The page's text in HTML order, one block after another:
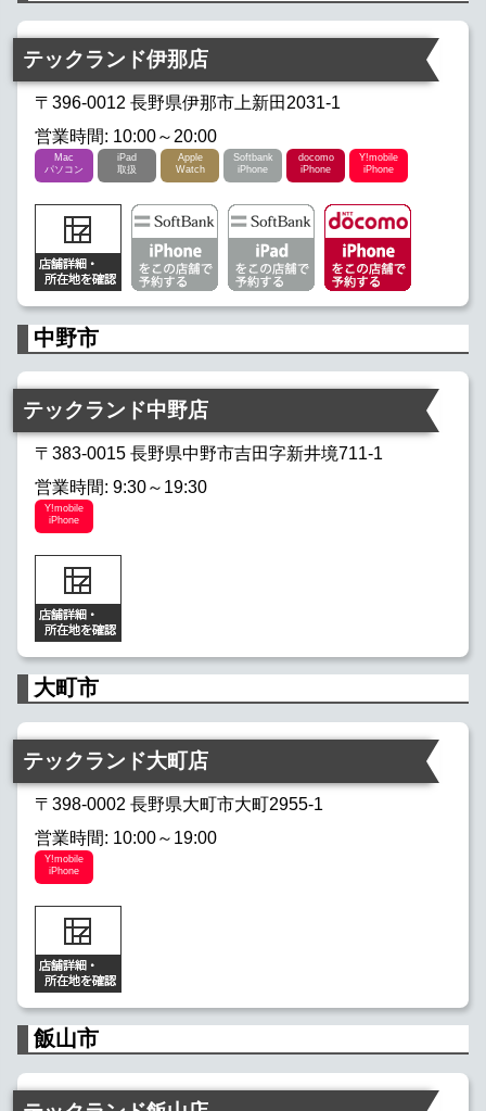
テックランド伊那店
〒396-0012 長野県伊那市上新田2031-1
営業時間: 10:00～20:00
Mac
パソコン
iPad
取扱
Apple
Watch
Softbank
iPhone
docomo
iPhone
Y!mobile
iPhone
中野市
テックランド中野店
〒383-0015 長野県中野市吉田字新井境711-1
営業時間: 9:30～19:30
Y!mobile
iPhone
大町市
テックランド大町店
〒398-0002 長野県大町市大町2955-1
営業時間: 10:00～19:00
Y!mobile
iPhone
飯山市